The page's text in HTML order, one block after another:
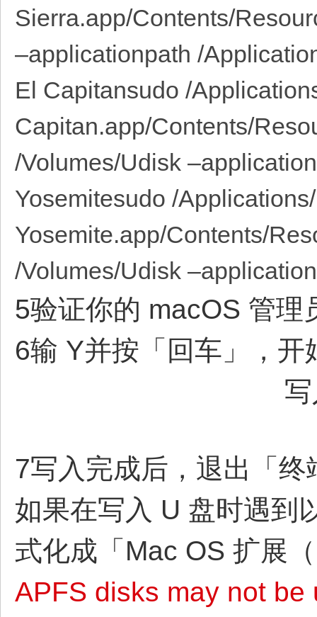
Sierra.app/Contents/
–applicationpath /
El Capitansudo /
Capitan.app/Contents/
/Volumes/Udisk
Yosemitesudo /
Yosemite.app/Contents/
/Volumes/Udisk
5验证你的 macOS 管理
6输 Y并按「回车」，
7写入完成后，退出「
如果在写入 U 盘时遇到
式化成「Mac OS 扩展
APFS disks may not